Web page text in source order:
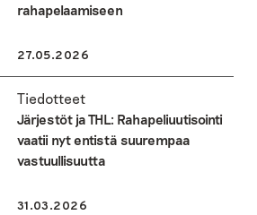
rahapelaamiseen
27.05.2026
Tiedotteet
Järjestöt ja THL: Rahapeliuutisointi
vaatii nyt entistä suurempaa
vastuullisuutta
31.03.2026